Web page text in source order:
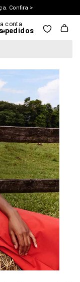
Confira >
aproveite.